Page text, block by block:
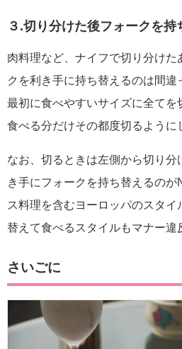
３.切り分けた後フォークを持
肉料理など、ナイフで切り分けた
クを利き手に持ち替えるのは間違
最初に食べやすいサイズに全てを
食べる分だけその都度切るように
なお、切るときは左側から切り分
き手にフォークを持ち替えるの
ス料理を含むヨーロッパのスタイ
替えて食べるスタイルもマナー違
さいごに